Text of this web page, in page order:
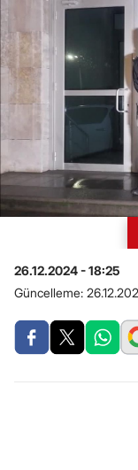
26.12.2024 - 18:25
Güncelleme: